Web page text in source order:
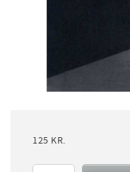
125 KR.